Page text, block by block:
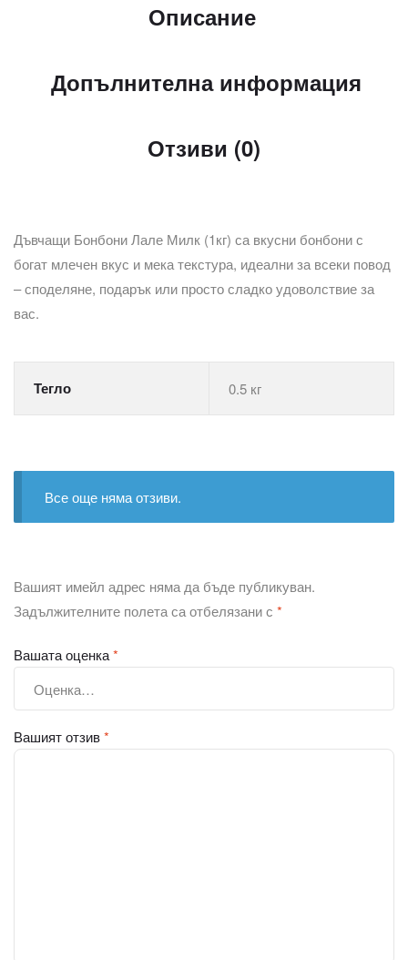
Описание
Допълнителна информация
Отзиви (0)
Дъвчащи Бонбони Лале Милк (1кг) са вкусни бонбони с
богат млечен вкус и мека текстура, идеални за всеки повод
– споделяне, подарък или просто сладко удоволствие за
вас.
Тегло 0.5 кг
Все още няма отзиви.
Вашият имейл адрес няма да бъде публикуван.
Задължителните полета са отбелязани с *
Вашата оценка*
Вашият отзив*